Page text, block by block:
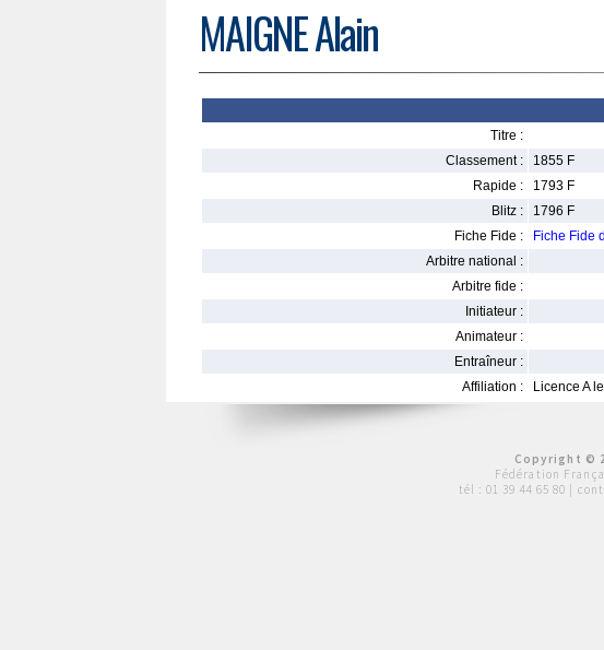
MAIGNE Alain
Titre :
Classement :
1855 F
Rapide :
1793 F
Blitz :
1796 F
Fiche Fide :
Fiche Fide
Arbitre national :
Arbitre fide :
Initiateur :
Animateur :
Entraîneur :
Affiliation :
Licence A
Copyright ©
Fédération
tél : 01 39 44 65 80 |